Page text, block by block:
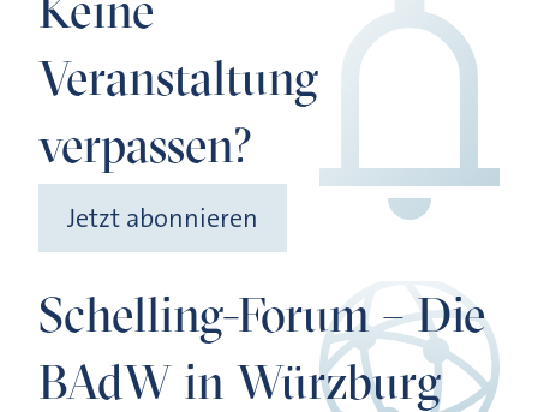
Veranstaltung
verpassen?
Jetzt abonnieren
Schelling-Forum – Die
BAdW in Würzburg